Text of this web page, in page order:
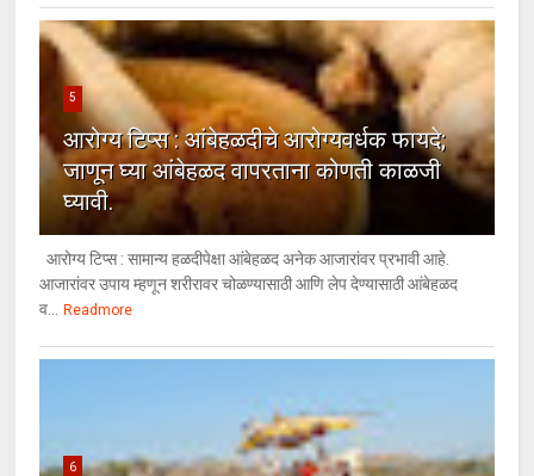
5
आरोग्य टिप्स : आंबेहळदीचे आरोग्यवर्धक फायदे;
जाणून घ्या आंबेहळद वापरताना कोणती काळजी
घ्यावी.
आरोग्य टिप्स : सामान्य हळदीपेक्षा आंबेहळद अनेक आजारांवर प्रभावी आहे.
आजारांवर उपाय म्हणून शरीरावर चोळण्यासाठी आणि लेप देण्यासाठी आंबेहळद
व... Readmore
6